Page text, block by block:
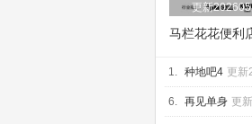
更新
马栏花花便利
1. 种地吧4 更新
6. 再见单身 更